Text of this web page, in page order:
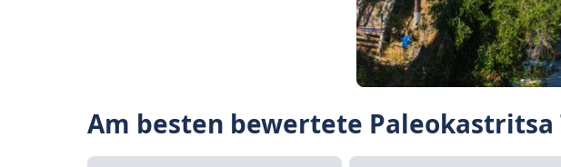
Am besten bewertete Paleokastritsa